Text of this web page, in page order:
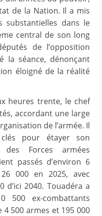
de la Nation. Il a mis
substantielles dans le
central de son long
de l’opposition
la séance, dénonçant
éloigné de la réalité
heures trente, le chef
accordant une large
de l’armée. Il
pour étayer son
Forces armées
passés d’environ 6
000 en 2025, avec
d’ici 2040. Touadéra a
500 ex-combattants
500 armes et 195 000